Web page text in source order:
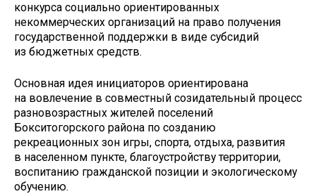
конкурса социально ориентированных
некоммерческих организаций на право получения
государственной поддержки в виде субсидий
из бюджетных средств.
Основная идея инициаторов ориентирована
на вовлечение в совместный созидательный процесс
разновозрастных жителей поселений
Бокситогорского района по созданию
рекреационных зон игры, спорта, отдыха, развития
в населенном пункте, благоустройству территории,
воспитанию гражданской позиции и экологическому
обучению.